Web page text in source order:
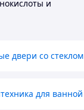
и
двери со стеклом
для ванной